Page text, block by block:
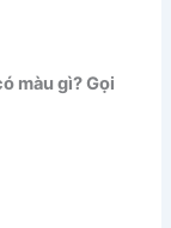
màu gì? Gọi